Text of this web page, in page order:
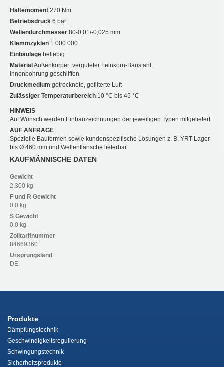
Haltemoment 270 Nm
Betriebsdruck 6 bar
Wellendurchmesser 80-0,01/-0,025 mm
Klemmzyklen 1.000.000
Einbaulage beliebig
MaterialAußenkörper: vergüteter Feinkorn-Baustahl,
Innenbohrung geschliffen
Druckmedium getrocknete, gefilterte Luft
Zulässiger Temperaturbereich 10 °C bis 45 °C
HINWEIS
Auf Wunsch werden Einbauzeichnungen der jeweiligen Typen mitgeliefert.
AUF ANFRAGE
Spezielle Bauformen sowie kundenspezifische Lösungen z. B. YRT-Lager
bis Ø 460 mm und Wellenflansche lieferbar.
KAUFMÄNNISCHE DATEN
Gewicht
2,300 kg
F und R Gewicht
0,0 kg
S Gewicht
0,0 kg
Zolltarifnummer
84669360
Ursprungsland
DE
Produkte
Dämpfungstechnik
Geschwindigkeitsregulierung
Schwingungstechnik
Sicherheitsprodukte